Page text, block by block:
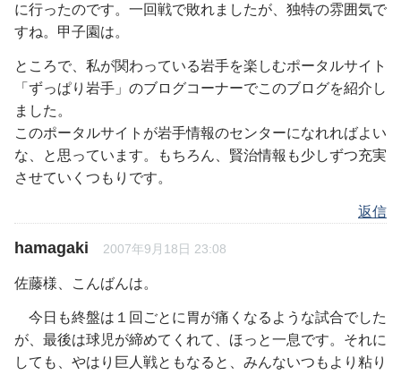
に行ったのです。一回戦で敗れましたが、独特の雰囲気で
すね。甲子園は。
ところで、私が関わっている岩手を楽しむポータルサイト
「ずっぱり岩手」のブログコーナーでこのブログを紹介し
ました。
このポータルサイトが岩手情報のセンターになれればよい
な、と思っています。もちろん、賢治情報も少しずつ充実
させていくつもりです。
返信
hamagaki 2007年9月18日 23:08
佐藤様、こんばんは。
今日も終盤は１回ごとに胃が痛くなるような試合でした
が、最後は球児が締めてくれて、ほっと一息です。それに
しても、やはり巨人戦ともなると、みんないつもより粘り